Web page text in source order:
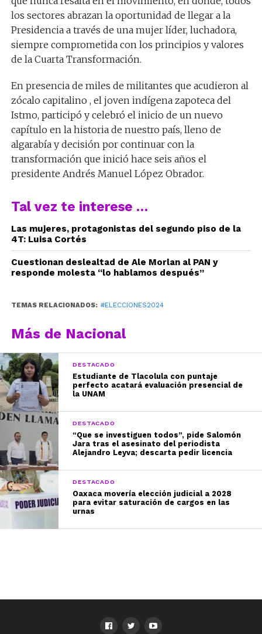
los sectores abrazan la oportunidad de llegar a la
Presidencia a través de una mujer líder, luchadora,
siempre comprometida con los principios y valores
de la Cuarta Transformación.
En presencia de miles de militantes que acudieron al
zócalo capitalino , el joven indígena zapoteca del
Istmo, participó y celebró el inicio de un nuevo
capítulo en la historia de nuestro país, lleno de
algarabía y decisión por continuar con la
transformación que inició hace seis años el
presidente Andrés Manuel López Obrador.
Tal vez te interese …
Las mujeres, protagonistas del segundo piso de la
4T: Luisa Cortés
Cuestionan deslealtad de Ale Morlan al PAN y
responde molesta “lo hablamos después”
TEMAS RELACIONADOS: #ELECCIONES2024
Más de Nacional
DESTACADO
Estudiante de Tlacolula con puntaje
perfecto acatará evaluación presencial de
la UNAM
DESTACADO
“Que se investiguen todos”, pide Salomón
Jara tras el asesinato del periodista
Alejandro Leyva; descarta pedir licencia
DESTACADO
Oaxaca movería elección judicial a 2028
para evitar saturación de cargos en las
urnas